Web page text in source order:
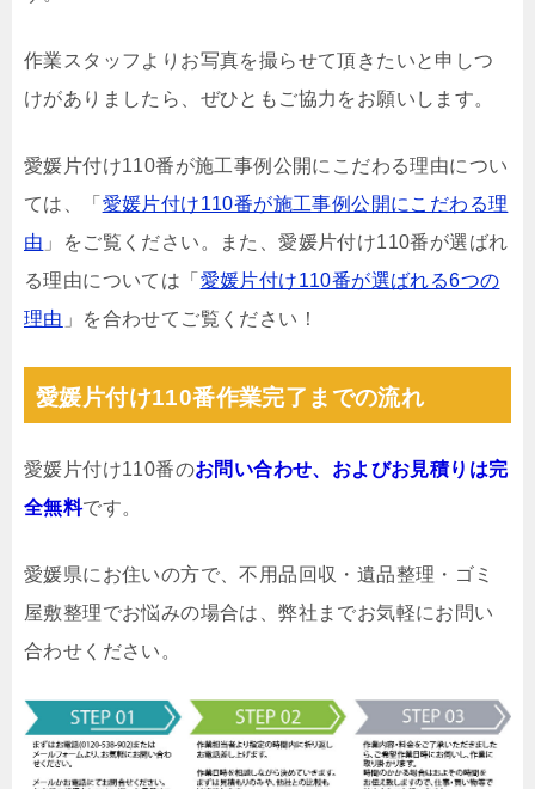
作業スタッフよりお写真を撮らせて頂きたいと申しつ
けがありましたら、ぜひともご協力をお願いします。
愛媛片付け110番が施工事例公開にこだわる理由につい
ては、「 愛媛片付け110番が施工事例公開にこだわる理
由 」をご覧ください。また、愛媛片付け110番が選ばれ
る理由については「 愛媛片付け110番が選ばれる6つの
理由 」を合わせてご覧ください！
愛媛片付け110番作業完了までの流れ
愛媛片付け110番のお問い合わせ、およびお見積りは完
全無料です。
愛媛県にお住いの方で、不用品回収・遺品整理・ゴミ
屋敷整理でお悩みの場合は、弊社までお気軽にお問い
合わせください。